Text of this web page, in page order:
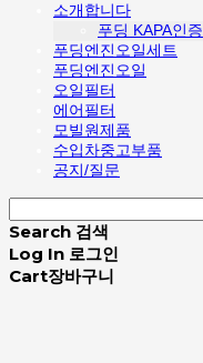
소개합니다
푸딩 KAPA인증
푸딩엔진오일세트
푸딩엔진오일
오일필터
에어필터
모빌원제품
수입차중고부품
공지/질문
Search 검색
Log In 로그인
Cart장바구니